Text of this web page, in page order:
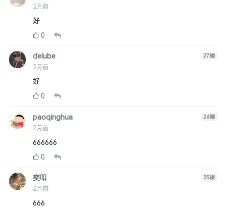
2月前
好
0
delube
2月前
27楼
好
0
paoqinghua
2月前
26楼
666666
0
奕吅
2月前
25楼
666